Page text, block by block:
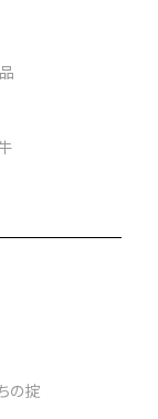
の掟